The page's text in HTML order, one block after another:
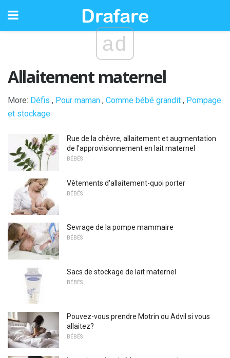
ad
Allaitement maternel
More: Défis , Pour maman , Comme bébé grandit , Pompage
et stockage
Rue de la chèvre, allaitement et augmentation
de l'approvisionnement en lait maternel
BÉBÉS
Vêtements d'allaitement-quoi porter
BÉBÉS
Sevrage de la pompe mammaire
BÉBÉS
Sacs de stockage de lait maternel
BÉBÉS
Pouvez-vous prendre Motrin ou Advil si vous
allaitez?
BÉBÉS